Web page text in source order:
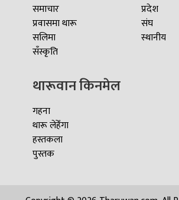
समाचार
प्रवासमा थारू
सलिमा
सँस्कृति
प्रदेश
संघ
स्थानीय
थारूवान किनमेल
गहना
थारू लेहेँगा
हस्तकला
पुस्तक